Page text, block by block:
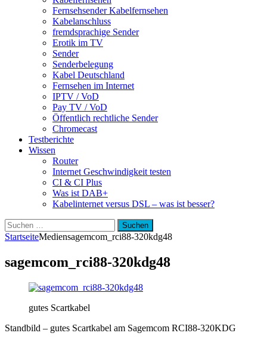
Fernsehsender Kabelfernsehen
Kabelanschluss
fremdsprachige Sender
Erotik im TV
Sender
Senderbelegung
Kabel Deutschland
Fernsehen im Internet
IPTV / VoD
Pay TV / VoD
Öffentlich rechtliche Sender
Chromecast
Testberichte
Wissen
Router
Internet Geschwindigkeit testen
CI & CI Plus
Was ist DAB+
Kabelinternet versus DSL – was ist besser?
Suchen
nach:
StartseiteMediensagemcom_rci88-320kdg48
sagemcom_rci88-320kdg48
gutes Scartkabel
Standbild – gutes Scartkabel am Sagemcom RCI88-320KDG